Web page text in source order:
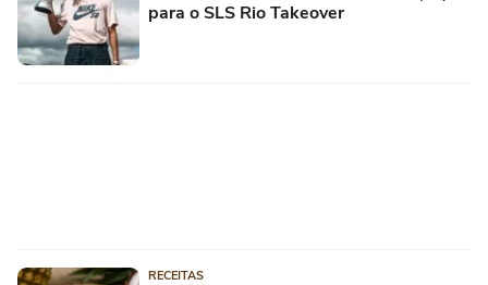
para o SLS Rio Takeover
RECEITAS